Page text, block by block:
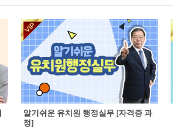
알기쉬운 유치원 행정실무 [자격증 과
정]